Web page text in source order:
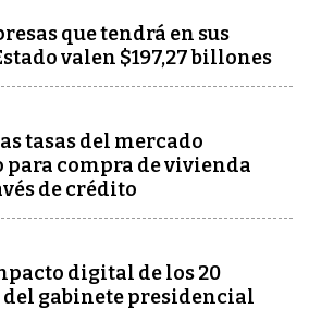
que tendrá en sus
valen $197,27 billones
tasas del mercado
compra de vivienda
de crédito
digital de los 20
gabinete presidencial